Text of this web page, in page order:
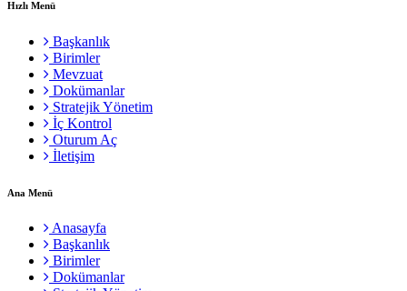
Hızlı Menü
Başkanlık
Birimler
Mevzuat
Dokümanlar
Stratejik Yönetim
İç Kontrol
Oturum Aç
İletişim
Ana Menü
Anasayfa
Başkanlık
Birimler
Dokümanlar